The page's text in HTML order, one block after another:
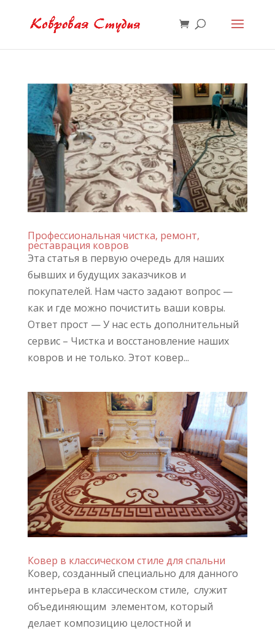
Профессиональная чистка, ремонт,
реставрация ковров
Эта статья в первую очередь для наших
бывших и будущих заказчиков и
покупателей. Нам часто задают вопрос —
как и где можно почистить ваши ковры.
Ответ прост — У нас есть дополнительный
сервис – Чистка и восстановление наших
ковров и не только. Этот ковер...
Ковер в классическом стиле для спальни
Ковер, созданный специально для данного
интерьера в классическом стиле, служит
объединяющим элементом, который
делает композицию целостной и